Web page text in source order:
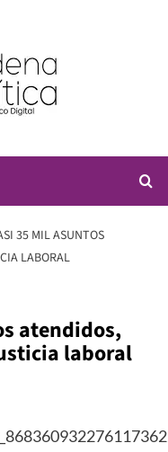
35 MIL ASUNTOS
LABORAL
atendidos,
laboral